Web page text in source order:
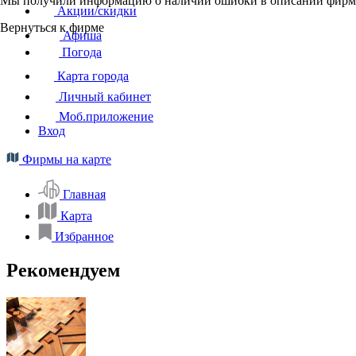
Вернуться к фирме
Акции/скидки
Афиша
Погода
Карта города
Личный кабинет
Моб.приложение
Вход
Фирмы на карте
Главная
Карта
Избранное
Рекомендуем